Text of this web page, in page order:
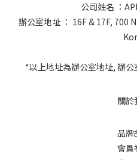
公司姓名 ：
辦公室地址 ： 16F & 17F,
*以上地址為辦公室地址, 辦
關於
品牌
會員